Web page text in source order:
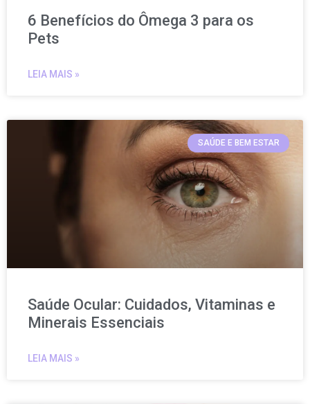
6 Benefícios do Ômega 3 para os
Pets
LEIA MAIS »
SAÚDE E BEM ESTAR
Saúde Ocular: Cuidados, Vitaminas e
Minerais Essenciais
LEIA MAIS »